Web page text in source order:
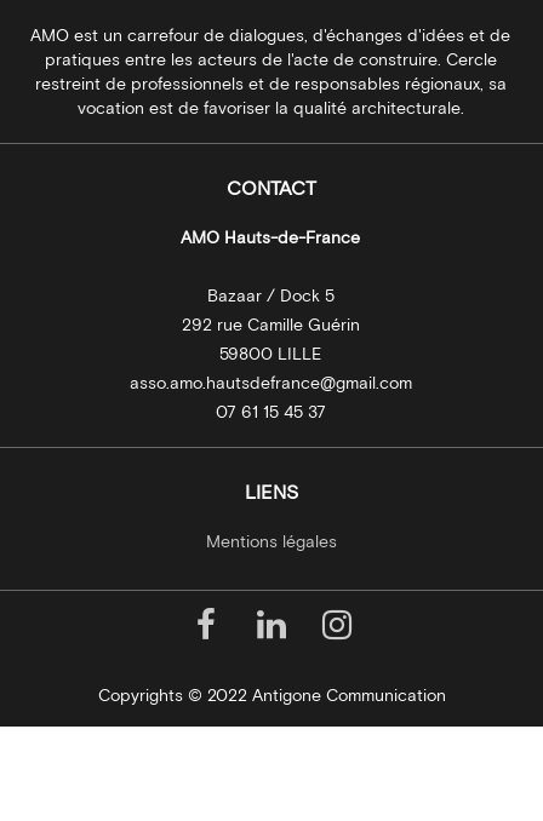
AMO est un carrefour de dialogues, d'échanges d'idées et de
pratiques entre les acteurs de l'acte de construire. Cercle
restreint de professionnels et de responsables régionaux, sa
vocation est de favoriser la qualité architecturale.
CONTACT
AMO Hauts-de-France
Bazaar / Dock 5
292 rue Camille Guérin
59800 LILLE
asso.amo.hautsdefrance@gmail.com
07 61 15 45 37
LIENS
Mentions légales
Copyrights © 2022 Antigone Communication